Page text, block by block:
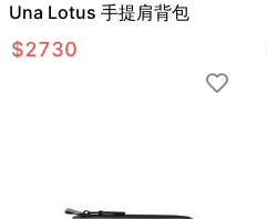
Una Lotus 手提肩背包
$2730